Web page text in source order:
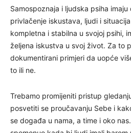
Samospoznaja i ljudska psiha
privlačenje iskustava, ljudi i
kompletna i stabilna u svojoj psihi,
željena iskustva u svoj život. Za to
dokumentirani primjeri da uopće
to ili ne.
Trebamo promijeniti pristup
posvetiti se proučavanju Sebe i
se događa u nama, a time i oko